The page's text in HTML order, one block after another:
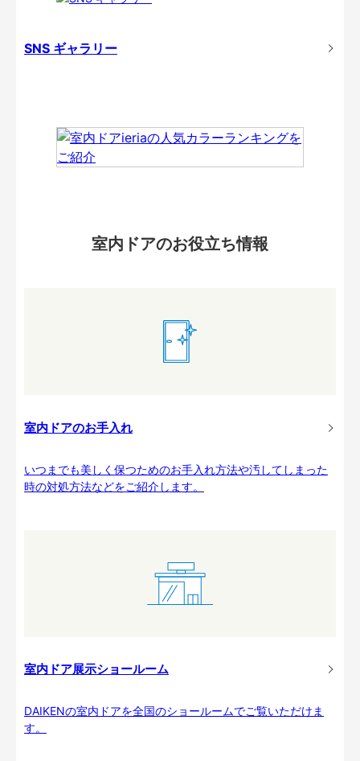
SNS ギャラリー
室内ドアのお役立ち情報
室内ドアのお手入れ
いつまでも美しく保つためのお手入れ方法や汚してしまった
時の対処方法などをご紹介します。
室内ドア展示ショールーム
DAIKENの室内ドアを全国のショールームでご覧いただけま
す。